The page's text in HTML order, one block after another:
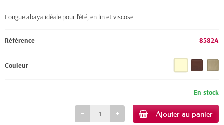
Longue abaya idéale pour l'été, en lin et viscose
Référence 8582A
Couleur
En stock
Ajouter au panier